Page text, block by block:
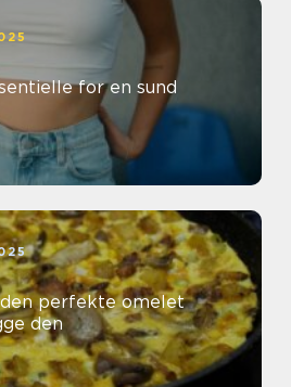
for en sund
den perfekte omelet
den